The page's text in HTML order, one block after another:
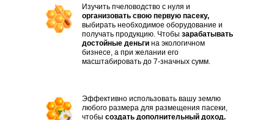
Изучить пчеловодство с нуля и
организовать свою первую пасеку,
выбирать необходимое оборудование и
получать продукцию. Чтобы зарабатывать
достойные деньги на экологичном
бизнесе, а при желании его
масштабировать до 7-значных сумм.
Эффективно использовать вашу землю
любого размера для размещения пасеки,
чтобы создать дополнительный доход.